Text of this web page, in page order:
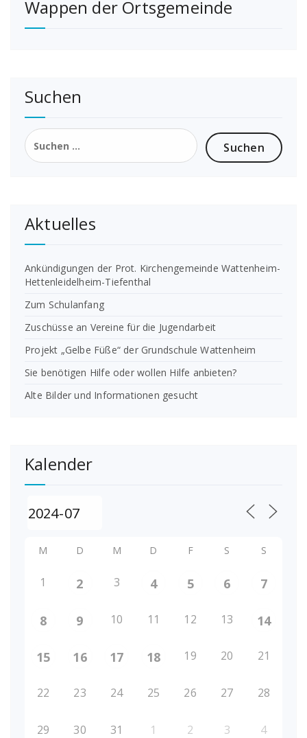
Wappen der Ortsgemeinde
Suchen
Suchen
nach:
Aktuelles
Ankündigungen der Prot. Kirchengemeinde Wattenheim-
Hettenleidelheim-Tiefenthal
Zum Schulanfang
Zuschüsse an Vereine für die Jugendarbeit
Projekt „Gelbe Füße“ der Grundschule Wattenheim
Sie benötigen Hilfe oder wollen Hilfe anbieten?
Alte Bilder und Informationen gesucht
Kalender
M D M D F S S
1 2 3 4 5 6 7
8 9 10 11 12 13 14
15 16 17 18 19 20 21
22 23 24 25 26 27 28
29 30 31 1 2 3 4